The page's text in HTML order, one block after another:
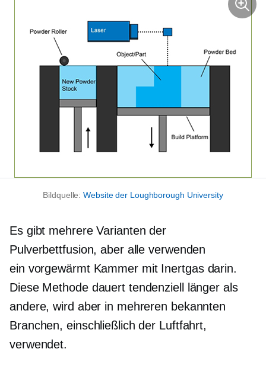
Bildquelle:Website der Loughborough University
Es gibt mehrere Varianten der
Pulverbettfusion, aber alle verwenden
ein vorgewärmtKammer mit Inertgas darin.
Diese Methode dauert tendenziell länger als
andere, wird aber in mehreren bekannten
Branchen, einschließlich der Luftfahrt,
verwendet.